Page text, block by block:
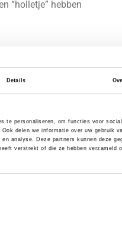
Details
te personaliseren, om functies voor
delen we informatie over uw gebruik
analyse. Deze partners kunnen deze
verstrekt of die ze hebben verzameld
“holletje” hebben
is
op een litermaat.